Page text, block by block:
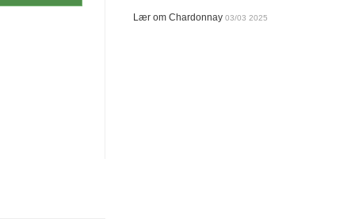
Lær om Chardonnay 03/03 2025